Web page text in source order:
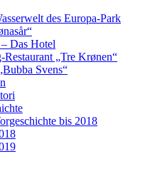
des Europa-Park
Das Hotel
„Tre Krønen“
Svens“
bis 2018